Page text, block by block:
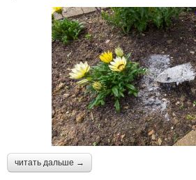
читать дальше →